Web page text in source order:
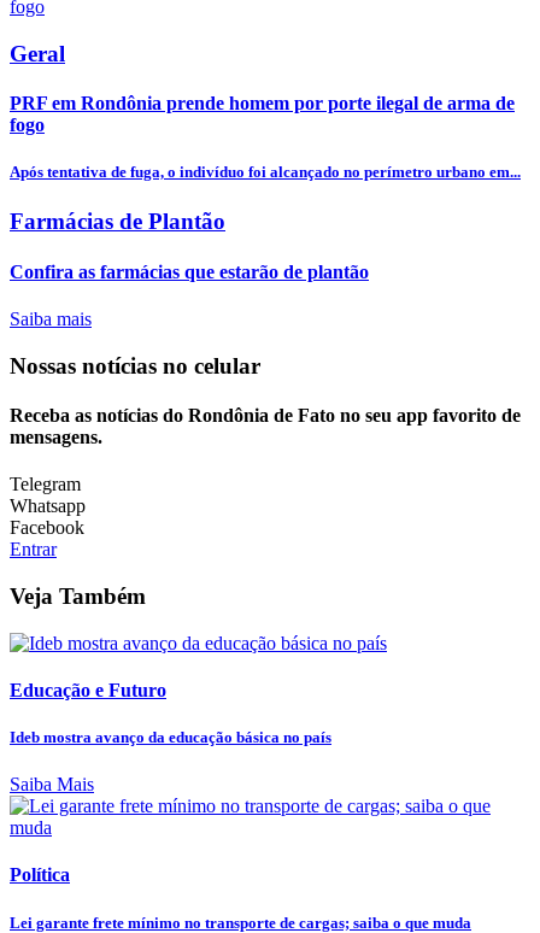
Geral
PRF em Rondônia prende homem por porte ilegal de arma de
fogo
Após tentativa de fuga, o indivíduo foi alcançado no perímetro urbano em...
Farmácias de Plantão
Confira as farmácias que estarão de plantão
Saiba mais
Nossas notícias no celular
Receba as notícias do Rondônia de Fato no seu app favorito de
mensagens.
Telegram
Whatsapp
Facebook
Entrar
Veja Também
Educação e Futuro
Ideb mostra avanço da educação básica no país
Saiba Mais
Política
Lei garante frete mínimo no transporte de cargas; saiba o que muda